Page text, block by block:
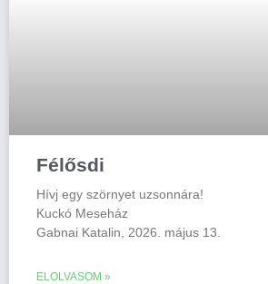
Félősdi
Hívj egy szörnyet uzsonnára!
Kuckó Meseház
Gabnai Katalin, 2026. május 13.
ELOLVASOM »